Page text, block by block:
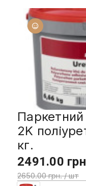
2K
кг.
2491.00
2650.00 грн. / шт